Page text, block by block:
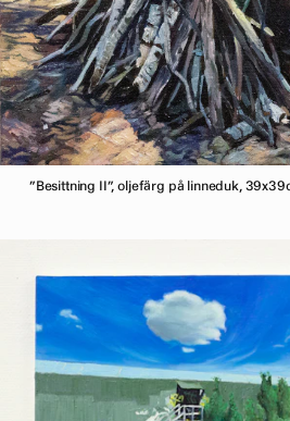
”Besittning II”, oljefärg på linneduk,